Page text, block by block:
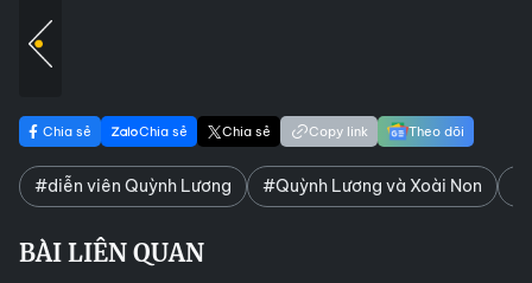
Chia sẻ Chia sẻ Chia sẻ Copy link Theo dõi
#diễn viên Quỳnh Lương #Quỳnh Lương và Xoài Non
BÀI LIÊN QUAN